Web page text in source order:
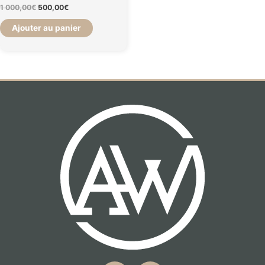
1 000,00€ 500,00€
Ajouter au panier